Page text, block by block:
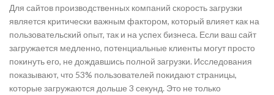
Для сайтов производственных компаний скорость загрузки
является критически важным фактором, который влияет как на
пользовательский опыт, так и на успех бизнеса. Если ваш сайт
загружается медленно, потенциальные клиенты могут просто
покинуть его, не дождавшись полной загрузки. Исследования
показывают, что 53% пользователей покидают страницы,
которые загружаются дольше 3 секунд. Это не только